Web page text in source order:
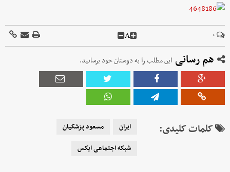
۰ A
هم رسانی این مطلب را به دوستان خود برسانید.
کلمات کلیدی: ایران
مسعود پزشکیان
شبکه اجتماعی ایکس